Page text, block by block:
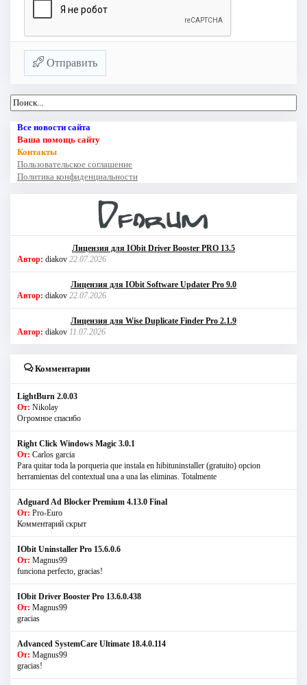
Отправить
Все новости сайта
Ваша помощь сайту
Контакты
Пользовательское соглашение
Политика конфиденциальности
Лицензия для IObit Driver Booster PRO 13.5
Автор: diakov 22.07.2026
Лицензия для IObit Software Updater Pro 9.0
Автор: diakov 22.07.2026
Лицензия для Wise Duplicate Finder Pro 2.1.9
Автор: diakov 11.07.2026
Комментарии
LightBurn 2.0.03
От: Nikolay
Огромное спасибо
Right Click Windows Magic 3.0.1
От: Carlos garcia
Para quitar toda la porqueria que instala en hibituninstaller (gratuito) opcion
herramientas del contextual una a una las eliminas. Totalmente
Adguard Ad Blocker Premium 4.13.0 Final
От: Pro-Euro
Комментарий скрыт
IObit Uninstaller Pro 15.6.0.6
От: Magnus99
funciona perfecto, gracias!
IObit Driver Booster Pro 13.6.0.438
От: Magnus99
gracias
Advanced SystemCare Ultimate 18.4.0.114
От: Magnus99
gracias!